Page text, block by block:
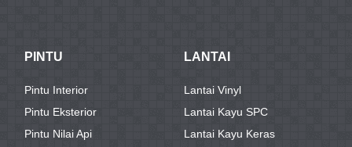
PINTU
Pintu Interior
Pintu Eksterior
Pintu Nilai Api
LANTAI
Lantai Vinyl
Lantai Kayu SPC
Lantai Kayu Keras